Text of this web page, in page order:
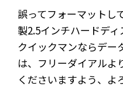
誤ってフォーマット
製2.5インチハードディ
クイックマンならデー
は、フリーダイアルよ
くださいますよう、よ